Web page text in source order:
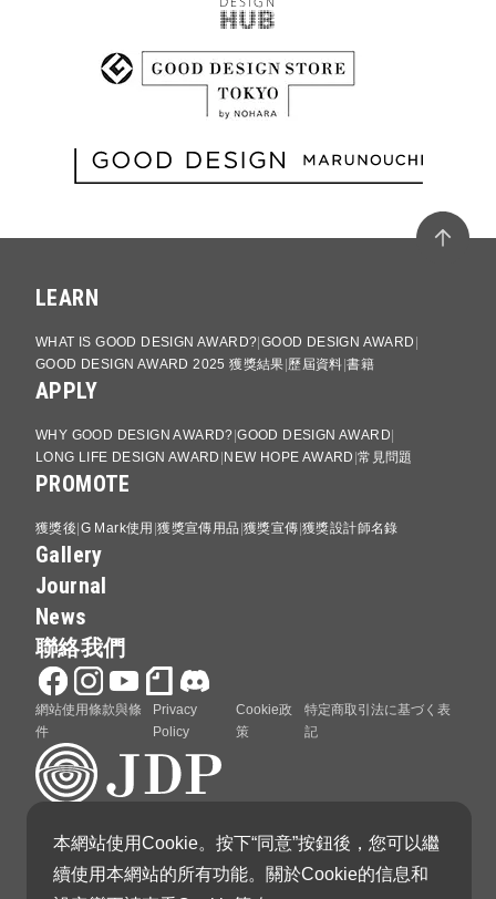
LEARN
WHAT IS GOOD DESIGN AWARD? GOOD DESIGN AWARD
GOOD DESIGN AWARD 2025 獲獎結果 歷屆資料 書籍
APPLY
WHY GOOD DESIGN AWARD? GOOD DESIGN AWARD
LONG LIFE DESIGN AWARD NEW HOPE AWARD 常見問題
PROMOTE
獲獎後 G Mark使用 獲獎宣傳用品 獲獎宣傳 獲獎設計師名錄
Gallery
Journal
News
聯絡我們
網站使用條款與條
件
Privacy
Policy
Cookie政
策
特定商取引法に基づく表
記
GOOD DESIGN AWARD 由日本設計振興會（Japan
Institute of Design Promotion）主辦
本網站使用Cookie。按下“同意”按鈕後，您可以繼
續使用本網站的所有功能。關於Cookie的信息和